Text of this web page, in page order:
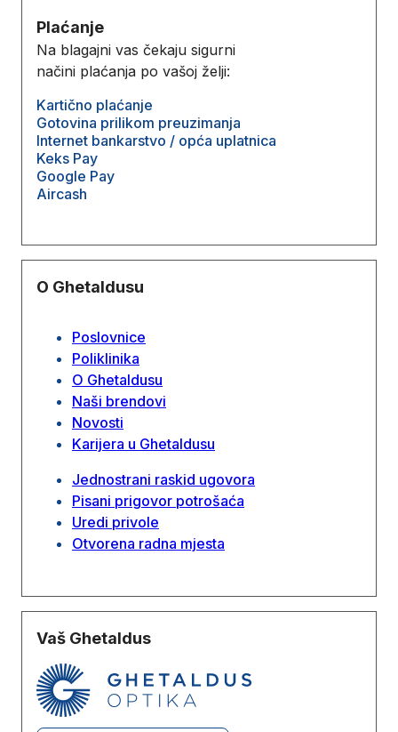
Plaćanje
Na blagajni vas čekaju sigurni
načini plaćanja po vašoj želji:
Kartično plaćanje
Gotovina prilikom preuzimanja
Internet bankarstvo / opća uplatnica
Keks Pay
Google Pay
Aircash
O Ghetaldusu
Poslovnice
Poliklinika
O Ghetaldusu
Naši brendovi
Novosti
Karijera u Ghetaldusu
Jednostrani raskid ugovora
Pisani prigovor potrošaća
Uredi privole
Otvorena radna mjesta
Vaš Ghetaldus